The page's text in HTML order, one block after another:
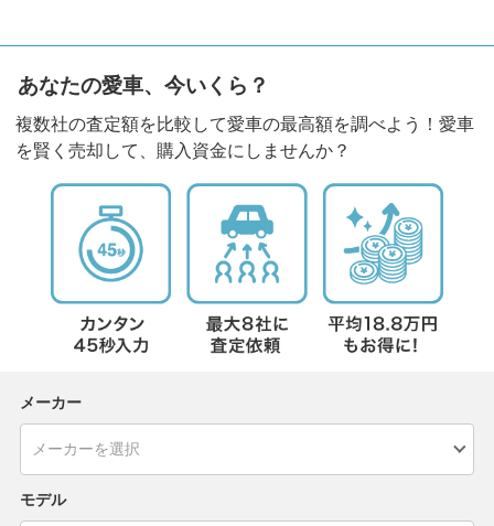
あなたの愛車、今いくら？
複数社の査定額を比較して愛車の最高額を調べよう！愛車
を賢く売却して、購入資金にしませんか？
メーカー
モデル